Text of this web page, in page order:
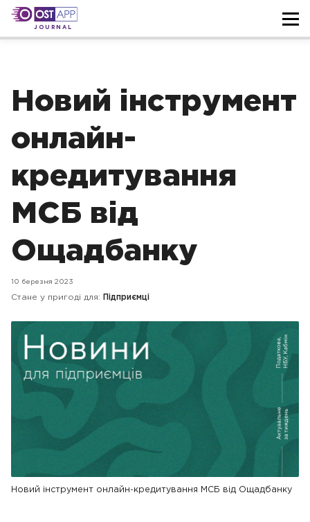
JOURNAL
Новий інструмент
онлайн-
кредитування
МСБ від
Ощадбанку
10 березня 2023
Стане у пригоді для: Підприємці
Новий інструмент онлайн-кредитування МСБ від Ощадбанку